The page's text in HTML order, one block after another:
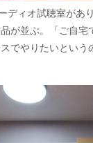
ディオ試聴室があ
が並ぶ。「ご自宅
でやりたいという